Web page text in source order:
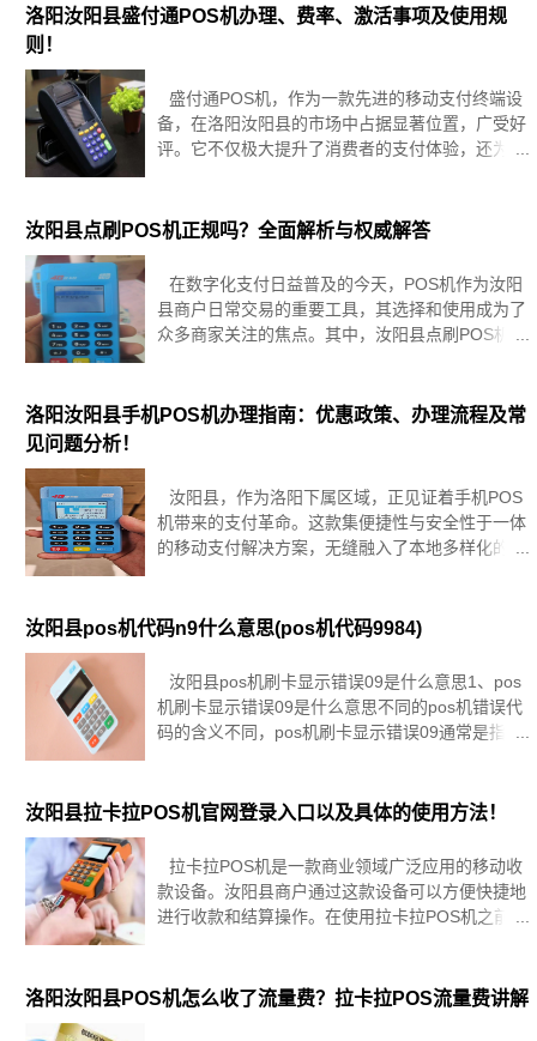
电签版POS机都是有流
洛阳汝阳县盛付通POS机办理、费率、激活事项及使用规
则！
盛付通POS机，作为一款先进的移动支付终端设
备，在洛阳汝阳县的市场中占据显著位置，广受好
评。它不仅极大提升了消费者的支付体验，还为商
POS机的办理流程、费用标准、
汝阳县点刷POS机正规吗？全面解析与权威解答
在数字化支付日益普及的今天，POS机作为汝阳
县商户日常交易的重要工具，其选择和使用成为了
众多商家关注的焦点。其中，汝阳县点刷POS机作
的正规性进行全面解析和详细
洛阳汝阳县手机POS机办理指南：优惠政策、办理流程及常
见问题分析！
汝阳县，作为洛阳下属区域，正见证着手机POS
机带来的支付革命。这款集便捷性与安全性于一体
的移动支付解决方案，无缝融入了本地多样化的线
提升服务速度与顾客满意度。在汝阳
汝阳县pos机代码n9什么意思(pos机代码9984)
汝阳县pos机刷卡显示错误09是什么意思1、pos
机刷卡显示错误09是什么意思不同的pos机错误代
码的含义不同，pos机刷卡显示错误09通常是指“交
考。
汝阳县拉卡拉POS机官网登录入口以及具体的使用方法！
拉卡拉POS机是一款商业领域广泛应用的移动收
款设备。汝阳县商户通过这款设备可以方便快捷地
进行收款和结算操作。在使用拉卡拉POS机之前，
用方法。首先，要
洛阳汝阳县POS机怎么收了流量费？拉卡拉POS流量费讲解